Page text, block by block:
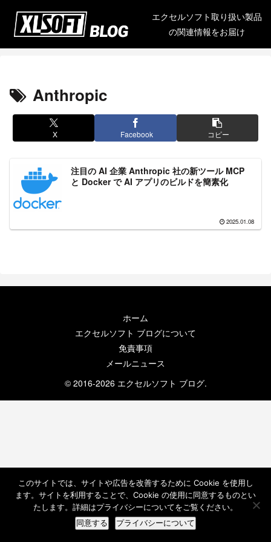
エクセルソフト取り扱い製品
の関連情報をお届け
Anthropic
X Facebook コピー
注目の AI 企業 Anthropic 社の新ツール MCP
と Docker で AI アプリのビルドを簡素化
2025.01.08
ホーム
エクセルソフト ブログについて
免責事項
メールニュース
© 2016-2026 エクセルソフト ブログ.
このサイトでは、サイトや広告を改善するために Cookie を使用し
ます。サイトを利用することで、Cookie の使用に同意するものとい
たします。詳細はプライバシーについてをご覧ください。
同意する プライバシーについて